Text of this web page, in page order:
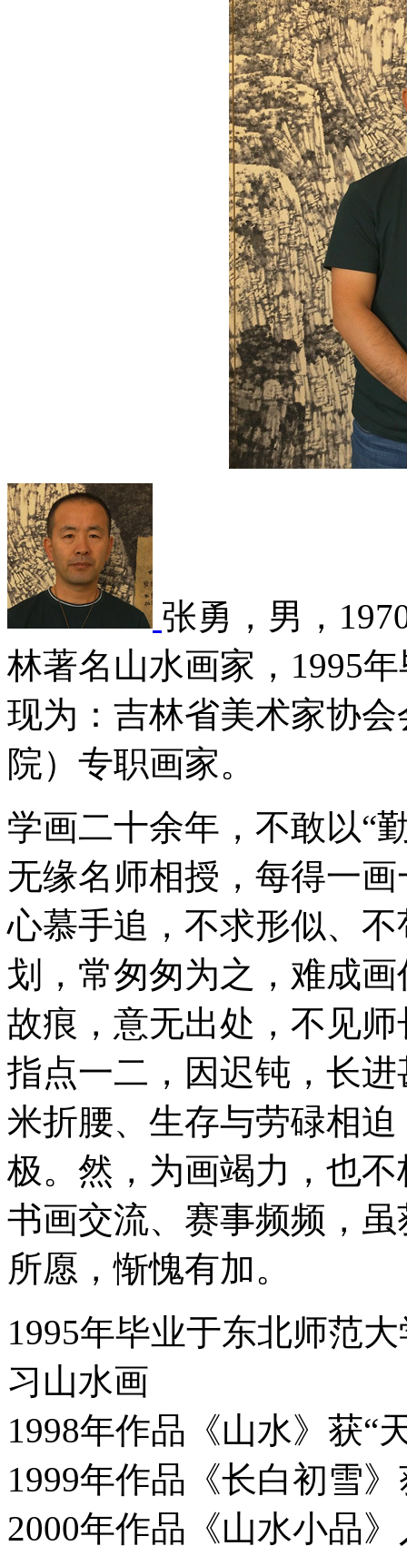
张勇，男，
林著名山水画家，1995
现为：吉林省美术家协
院）专职画家。
学画二十余年，不敢以“
无缘名师相授，每得一
心慕手追，不求形似、
划，常匆匆为之，难成
故痕，意无出处，不见
指点一二，因迟钝，长
米折腰、生存与劳碌相
极。然，为画竭力，也
书画交流、赛事频频，
所愿，惭愧有加。
1995年毕业于东北师范
习山水画
1998年作品《山水》获“
1999年作品《长白初雪
2000年作品《山水小品